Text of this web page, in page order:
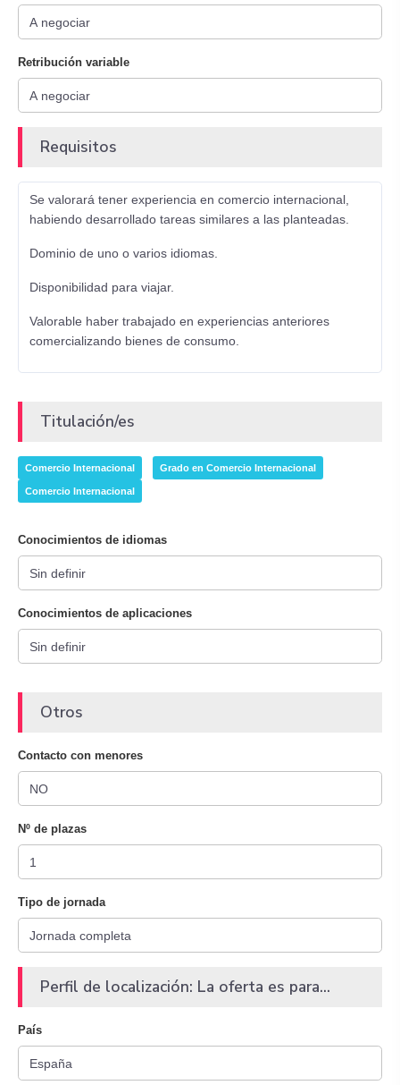
Retribución variable
Requisitos
Se valorará tener experiencia en comercio internacional,
habiendo desarrollado tareas similares a las planteadas.
Dominio de uno o varios idiomas.
Disponibilidad para viajar.
Valorable haber trabajado en experiencias anteriores
comercializando bienes de consumo.
Titulación/es
Comercio Internacional Grado en Comercio Internacional
Comercio Internacional
Conocimientos de idiomas
Conocimientos de aplicaciones
Otros
Contacto con menores
Nº de plazas
Tipo de jornada
Perfil de localización: La oferta es para...
País